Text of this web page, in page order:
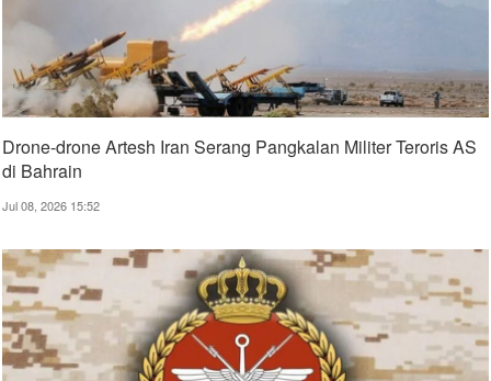
Drone-drone Artesh Iran Serang Pangkalan Militer Teroris AS
di Bahrain
Jul 08, 2026 15:52